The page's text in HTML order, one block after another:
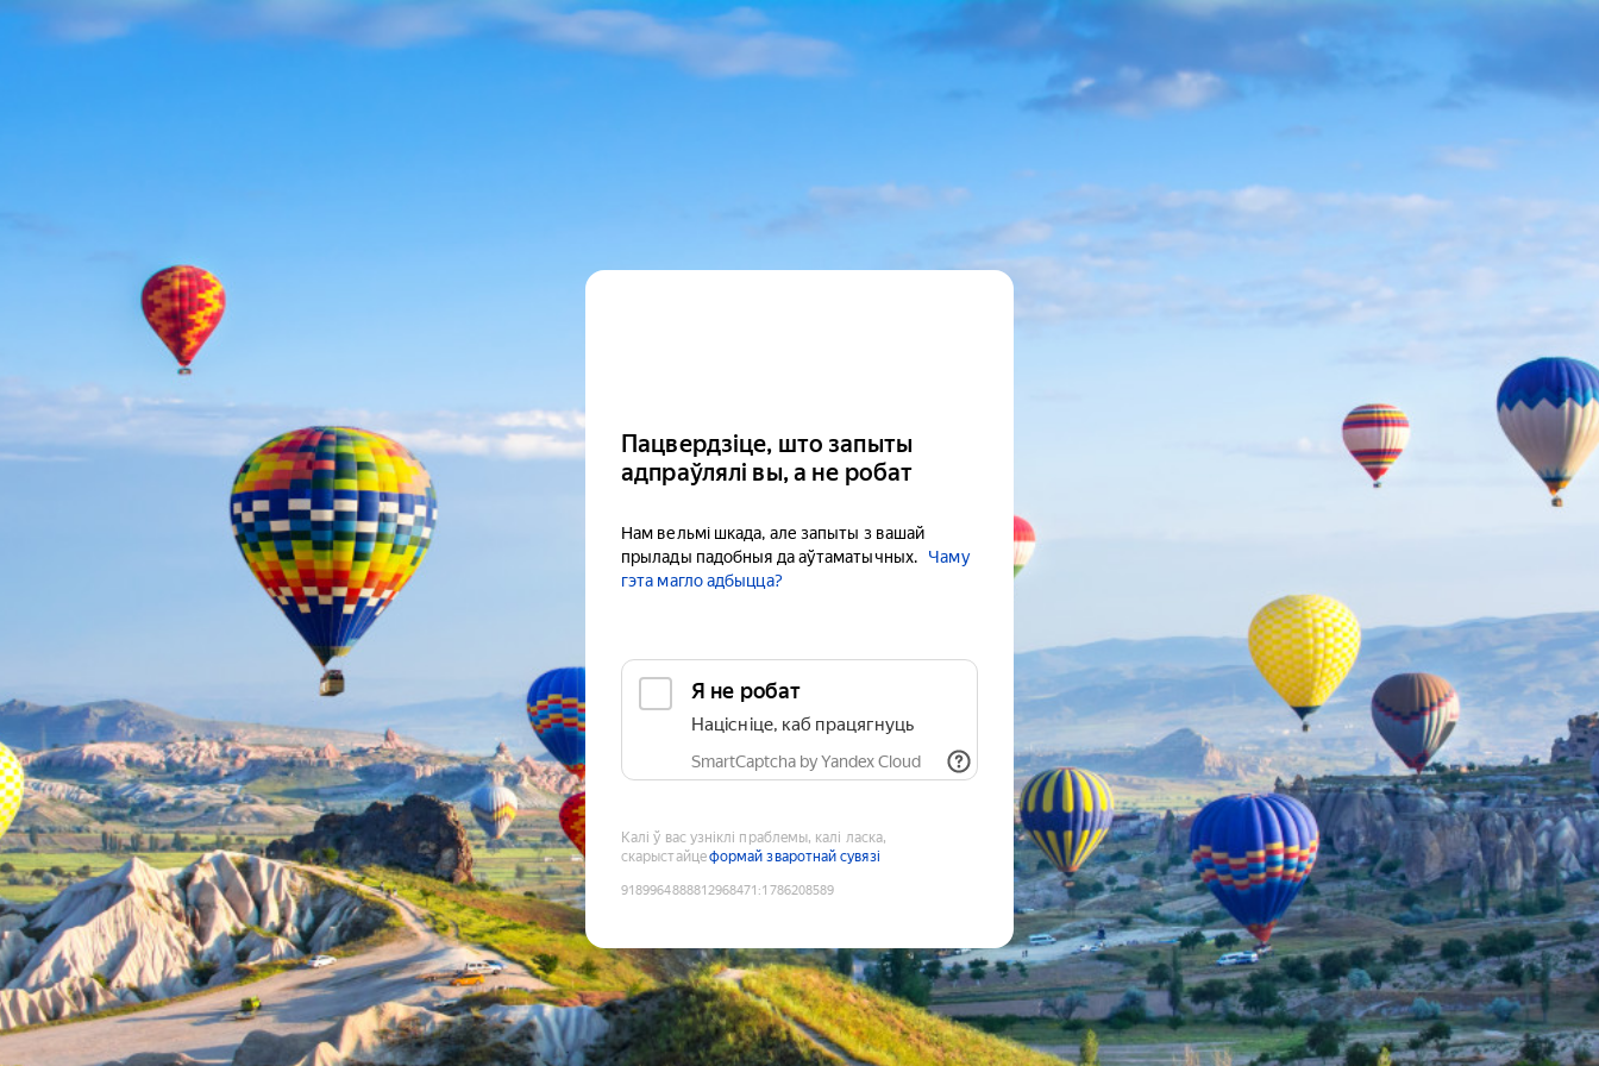
Пацвердзіце, што запыты
адпраўлялі вы, а не робат
Нам вельмі шкада, але запыты з вашай
прылады падобныя да аўтаматычных.
Чаму
гэта магло адбыцца?
Я не робат
Націсніце, каб працягнуць
SmartCaptcha by Yandex Cloud
Калі ў вас узніклі праблемы, калі ласка,
скарыстайцеформай зваротнай сувязі
9189964888812968471 :1786208589